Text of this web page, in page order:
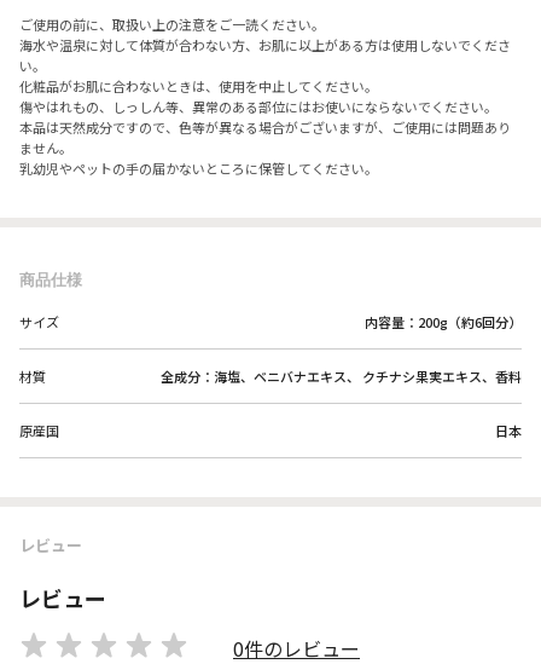
ご使用の前に、取扱い上の注意をご一読ください。
海水や温泉に対して体質が合わない方、お肌に以上がある方は使用しないでくださ
い。
化粧品がお肌に合わないときは、使用を中止してください。
傷やはれもの、しっしん等、異常のある部位にはお使いにならないでください。
本品は天然成分ですので、色等が異なる場合がございますが、ご使用には問題あり
ません。
乳幼児やペットの手の届かないところに保管してください。
商品仕様
サイズ 内容量：200g（約6回分）
材質 全成分：海塩、ベニバナエキス、 クチナシ果実エキス、香料
原産国 日本
レビュー
レビュー
0件のレビュー